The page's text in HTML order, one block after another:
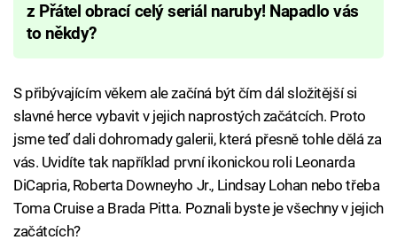
z Přátel obrací celý seriál naruby! Napadlo vás
to někdy?
S přibývajícím věkem ale začíná být čím dál složitější si
slavné herce vybavit v jejich naprostých začátcích. Proto
jsme teď dali dohromady galerii, která přesně tohle dělá za
vás. Uvidíte tak například první ikonickou roli Leonarda
DiCapria, Roberta Downeyho Jr., Lindsay Lohan nebo třeba
Toma Cruise a Brada Pitta. Poznali byste je všechny v jejich
začátcích?